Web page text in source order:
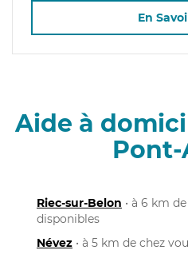
En
Aide à
Pont-
Riec-sur-Belon • à 6 km
disponibles
Névez • à 5 km de chez